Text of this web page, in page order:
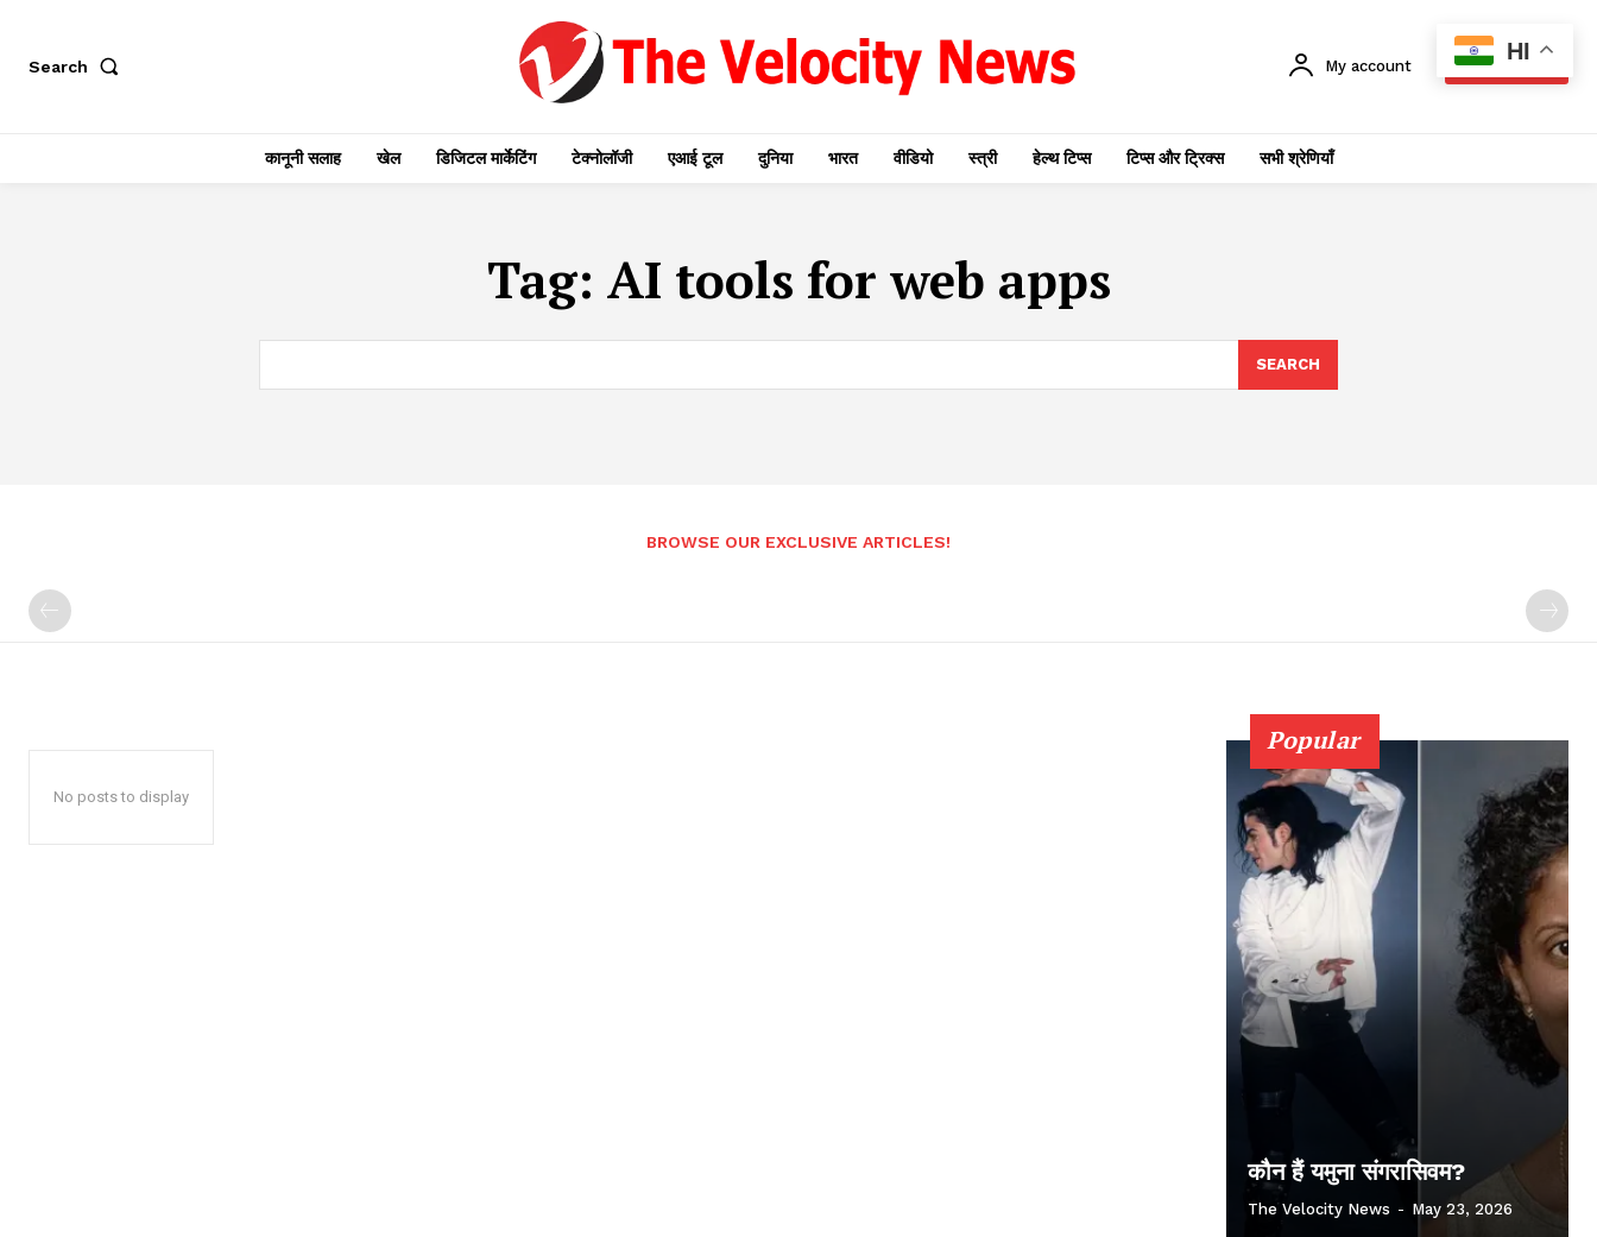
Search My account SUBSCRIBE
कानूनी सलाह खेल डिजिटल मार्केटिंग टेक्नोलॉजी एआई टूल दुनिया भारत वीडियो स्त्री हेल्थ टिप्स टिप्स और ट्रिक्स सभी श्रेणियाँ
Tag: AI tools for web apps
SEARCH
BROWSE OUR EXCLUSIVE ARTICLES!
No posts to display
Popular
कौन हैं यमुना संगरासिवम?
The Velocity News - May 23, 2026
HI